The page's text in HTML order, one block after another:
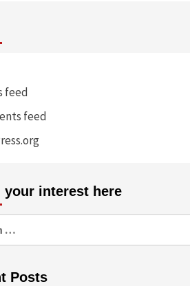
feed
feed
your interest here
Posts